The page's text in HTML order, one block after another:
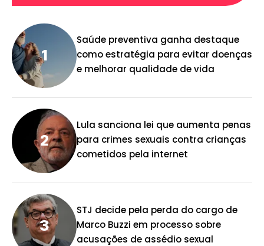
Saúde preventiva ganha destaque
como estratégia para evitar doenças
e melhorar qualidade de vida
Lula sanciona lei que aumenta penas
para crimes sexuais contra crianças
cometidos pela internet
STJ decide pela perda do cargo de
Marco Buzzi em processo sobre
acusações de assédio sexual